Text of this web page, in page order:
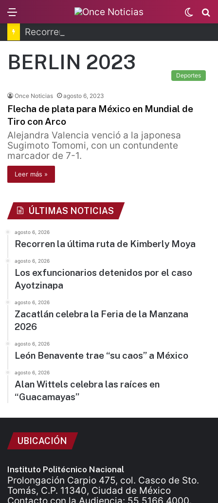
Switch
skin
BERLIN 2023
Deportes
Once Noticias agosto 6, 2023
Flecha de plata para México en Mundial de
Tiro con Arco
Alejandra Valencia venció a la japonesa
Sugimoto Tomomi, con un contundente
marcador de 7-1.
Leer más »
ÚLTIMAS NOTICIAS
agosto 6, 2026
Recorren la última ruta de Kimberly Moya
agosto 6, 2026
Los exfuncionarios detenidos por el caso
Ayotzinapa
agosto 6, 2026
Zacatlán celebra la Feria de la Manzana
2026
agosto 6, 2026
León Benavente trae “su caos” a México
agosto 6, 2026
Alan Wittels celebra las raíces en
“Guacamayas”
UBICACIÓN
Instituto Politécnico Nacional
Prolongación Carpio 475, col. Casco de Sto.
Tomás, C.P. 11340, Ciudad de México